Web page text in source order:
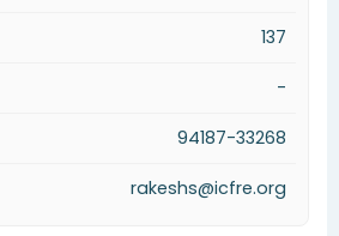
137
-
94187-33268
rakeshs@icfre.org